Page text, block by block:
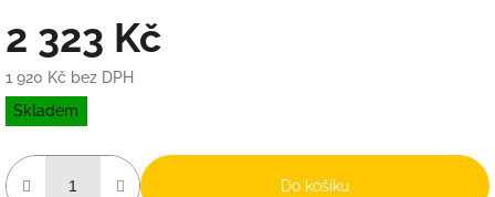
2 323 Kč
1 920 Kč bez DPH
Měrná
cena:
Skladem
Do košíku